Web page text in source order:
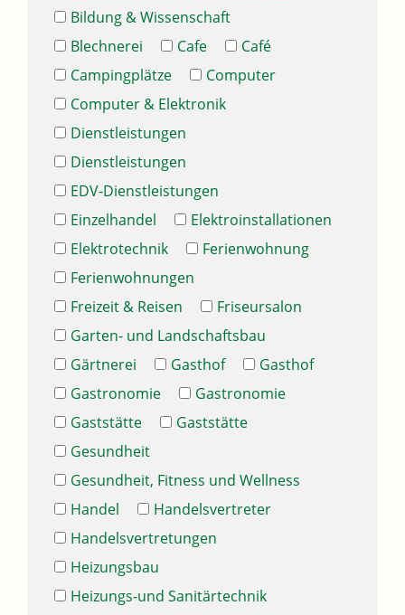
Bildung & Wissenschaft
Blechnerei
Cafe
Café
Campingplätze
Computer
Computer & Elektronik
Dienstleistungen
Dienstleistungen
EDV-Dienstleistungen
Einzelhandel
Elektroinstallationen
Elektrotechnik
Ferienwohnung
Ferienwohnungen
Freizeit & Reisen
Friseursalon
Garten- und Landschaftsbau
Gärtnerei
Gasthof
Gasthof
Gastronomie
Gastronomie
Gaststätte
Gaststätte
Gesundheit
Gesundheit, Fitness und Wellness
Handel
Handelsvertreter
Handelsvertretungen
Heizungsbau
Heizungs-und Sanitärtechnik